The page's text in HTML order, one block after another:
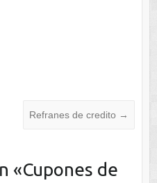
Refranes de credito →
«Cupones de